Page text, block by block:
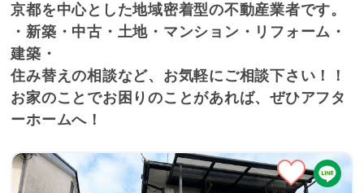
京都を中心とした地域密着型の不動産業者です。
・新築・中古・土地・マンション・リフォーム・
建築・
住み替えの相談など、お気軽にご相談下さい！！
お家のことでお困りのことがあれば、ぜひアフタ
ーホームへ！